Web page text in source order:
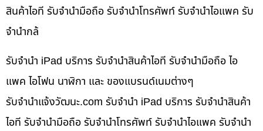
สินค้าไอที รับจำนำมือถือ รับจำนำโทรศัพท์ รับจำนำไอแพค รับ
จำนำกล้
รับจำนำ iPad บริการ รับจำนำสินค้าไอที รับจำนำมือถือ ไอ
แพค ไอโฟน นาฬิกา และ ของแบรนด์เนมต่างๆ
รับจํานําแจ้งวัฒนะ.com รับจำนำ iPad บริการ รับจำนำสินค้า
ไอที รับจำนำมือถือ รับจำนำโทรศัพท์ รับจำนำไอแพค รับจำนำ